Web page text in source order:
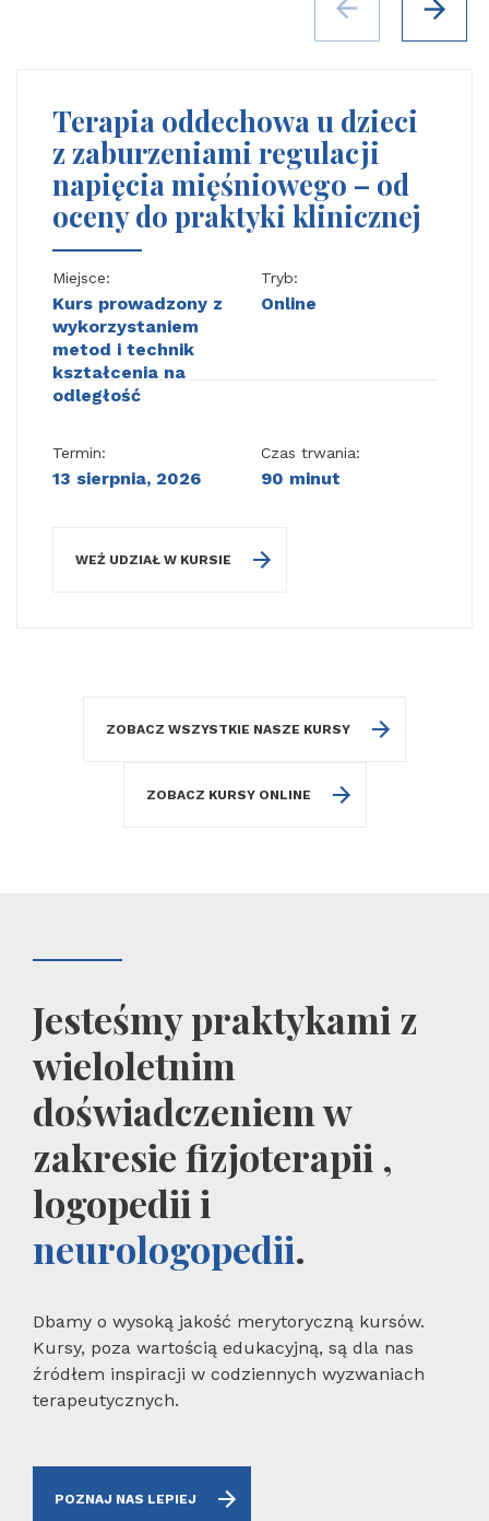
Terapia oddechowa u dzieci
z zaburzeniami regulacji
napięcia mięśniowego – od
oceny do praktyki klinicznej
Miejsce:
Kurs prowadzony z
wykorzystaniem
metod i technik
kształcenia na
odległość
Tryb:
Online
Termin:
13 sierpnia, 2026
Czas trwania:
90 minut
WEŹ UDZIAŁ W KURSIE
ZOBACZ WSZYSTKIE NASZE KURSY
ZOBACZ KURSY ONLINE
Jesteśmy praktykami z
wieloletnim
doświadczeniem w
zakresie fizjoterapii ,
logopedii i
neurologopedii.
Dbamy o wysoką jakość merytoryczną kursów.
Kursy, poza wartością edukacyjną, są dla nas
źródłem inspiracji w codziennych wyzwaniach
terapeutycznych.
POZNAJ NAS LEPIEJ